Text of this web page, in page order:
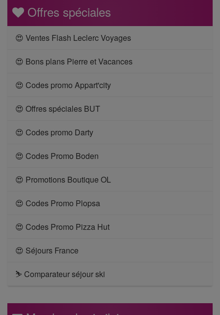
Offres spéciales
😍 Ventes Flash Leclerc Voyages
😍 Bons plans Pierre et Vacances
😍 Codes promo Appart'city
😍 Offres spéciales BUT
😍 Codes promo Darty
😍 Codes Promo Boden
😍 Promotions Boutique OL
😍 Codes Promo Plopsa
😍 Codes Promo Pizza Hut
😍 Séjours France
⛷ Comparateur séjour ski